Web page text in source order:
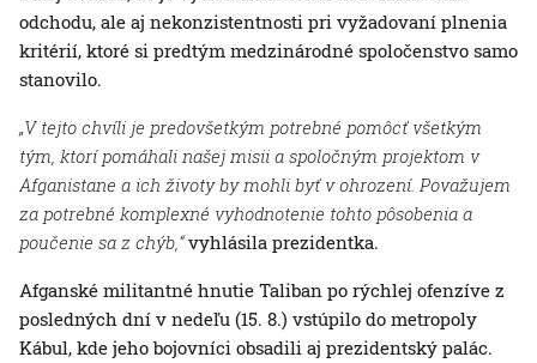
odchodu, ale aj nekonzistentnosti pri vyžadovaní plnenia
kritérií, ktoré si predtým medzinárodné spoločenstvo samo
stanovilo.
„V tejto chvíli je predovšetkým potrebné pomôcť všetkým
tým, ktorí pomáhali našej misii a spoločným projektom v
Afganistane a ich životy by mohli byť v ohrození. Považujem
za potrebné komplexné vyhodnotenie tohto pôsobenia a
poučenie sa z chýb,“vyhlásila prezidentka.
Afganské militantné hnutie Taliban po rýchlej ofenzíve z
posledných dní v nedeľu (15. 8.) vstúpilo do metropoly
Kábul, kde jeho bojovníci obsadili aj prezidentský palác.